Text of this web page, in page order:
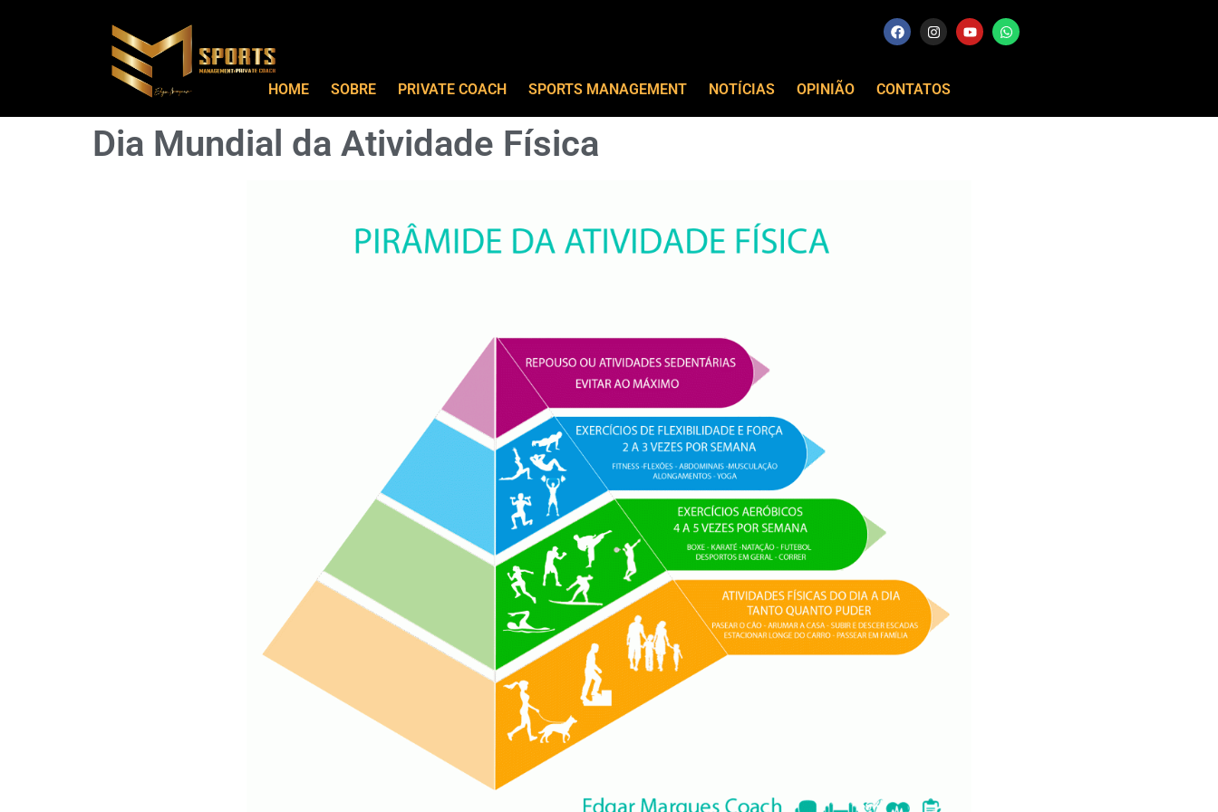
HOME SOBRE PRIVATE COACH SPORTS MANAGEMENT NOTÍCIAS OPINIÃO CONTATOS
Dia Mundial da Atividade Física